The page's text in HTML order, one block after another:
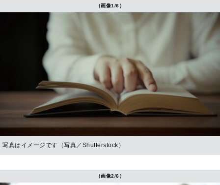
（画像1/6）
写真はイメージです（写真／Shutterstock）
（画像2/6）